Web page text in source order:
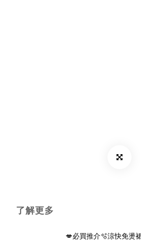
了解更多
💋必買推介🫧涼快免燙